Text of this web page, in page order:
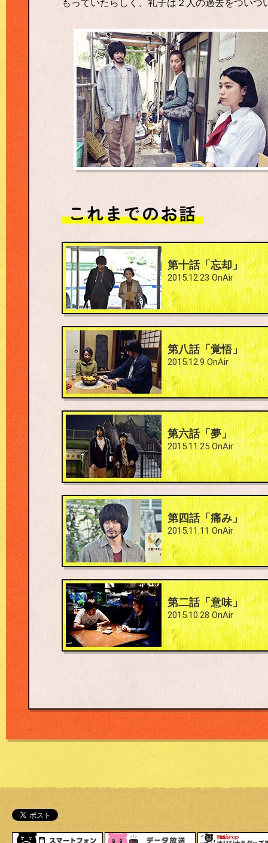
もっていたらしく、礼子は２人の過去をついつ
#10
第十話「忘却」
2015.12.23 OnAir
#8
第八話「覚悟」
2015.12.9 OnAir
#6
第六話「夢」
2015.11.25 OnAir
#4
第四話「痛み」
2015.11.11 OnAir
#2
第二話「意味」
2015.10.28 OnAir
スマートフォン データ放送